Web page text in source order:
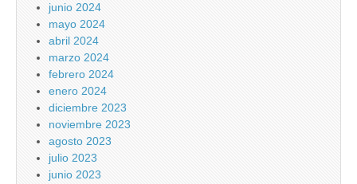
junio 2024
mayo 2024
abril 2024
marzo 2024
febrero 2024
enero 2024
diciembre 2023
noviembre 2023
agosto 2023
julio 2023
junio 2023